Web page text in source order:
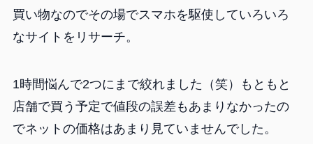
買い物なのでその場でスマホを駆使していろいろ
なサイトをリサーチ。
1時間悩んで2つにまで絞れました（笑）もともと
店舗で買う予定で値段の誤差もあまりなかったの
でネットの価格はあまり見ていませんでした。